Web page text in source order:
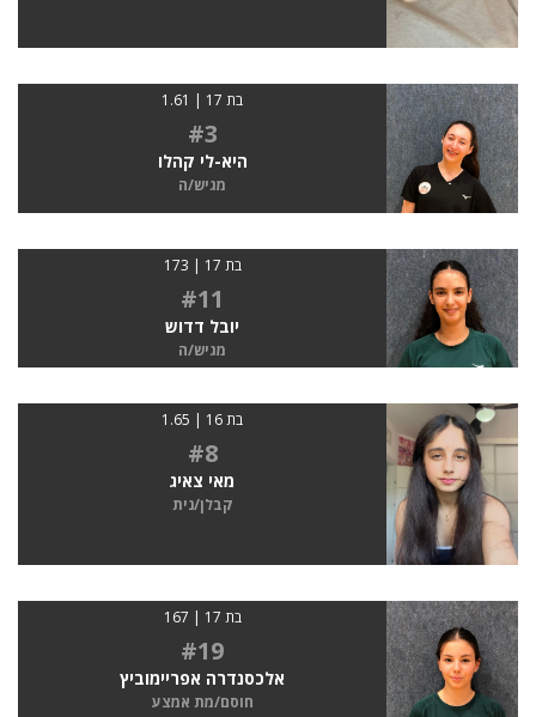
בת 17 | 1.61
#3
היא-לי קהלו
מגיש/ה
בת 17 | 173
#11
יובל דדוש
מגיש/ה
בת 16 | 1.65
#8
מאי צאיג
קבלן/נית
בת 17 | 167
#19
אלכסנדרה אפריימוביץ
חוסם/מת אמצע